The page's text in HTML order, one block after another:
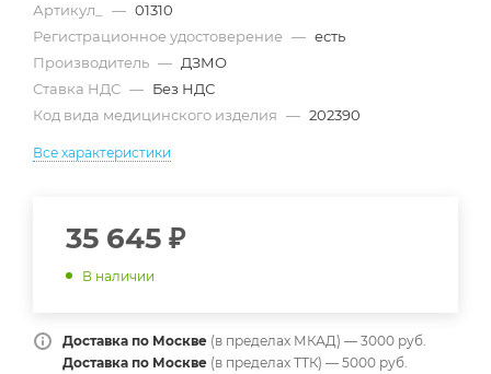
Артикул_ — 01310
Регистрационное удостоверение — есть
Производитель — ДЗМО
Ставка НДС — Без НДС
Код вида медицинского изделия — 202390
Все характеристики
35 645 ₽
В наличии
Доставка по Москве (в пределах МКАД) — 3000 руб.
Доставка по Москве (в пределах ТТК) — 5000 руб.